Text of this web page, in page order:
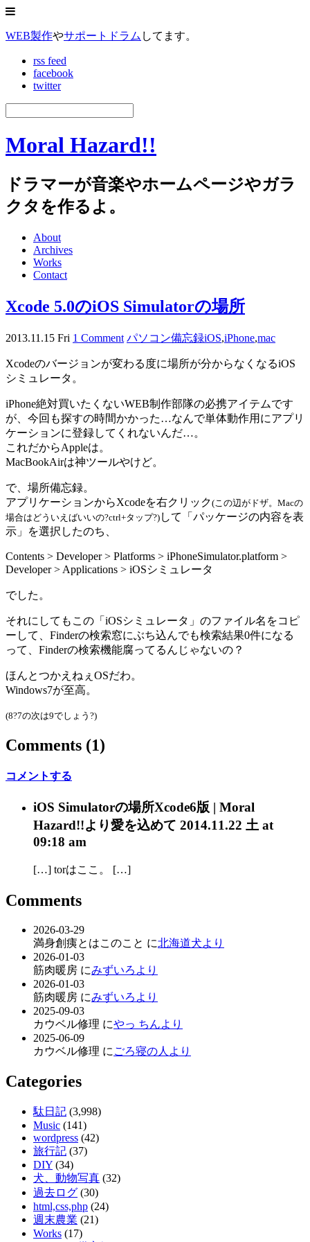
WEB製作やサポートドラム してます。
rss feed
facebook
twitter
Moral Hazard!!
ドラマーが音楽やホームページやガラ
クタを作るよ。
About
Archives
Works
Contact
Xcode 5.0のiOS Simulatorの場所
2013.11.15 Fri 1 Comment パソコン備忘録iOS,iPhone,mac
Xcodeのバージョンが変わる度に場所が分からなくなるiOS
シミュレータ。
iPhone絶対買いたくないWEB制作部隊の必携アイテムです
が、今回も探すの時間かかった…なんで単体動作用にアプリ
ケーションに登録してくれないんだ…。
これだからAppleは。
MacBookAirは神ツールやけど。
で、場所備忘録。
アプリケーションからXcodeを右クリック(この辺がドザ。Macの
場合はどういえばいいの?ctrl+タップ?) して「パッケージの内容を表
示」を選択したのち、
Contents > Developer > Platforms > iPhoneSimulator.platform >
Developer > Applications > iOSシミュレータ
でした。
それにしてもこの「iOSシミュレータ」のファイル名をコピ
ーして、Finderの検索窓にぶち込んでも検索結果0件になる
って、Finderの検索機能腐ってるんじゃないの？
ほんとつかえねぇOSだわ。
Windows7が至高。
(8?7の次は9でしょう?)
Comments (1)
コメントする
iOS Simulatorの場所Xcode6版 | Moral
Hazard!!より愛を込めて 2014.11.22 土 at
09:18 am
[…] torはここ。 […]
Comments
2026-03-29
満身創痍とはこのこと に北海道犬より
2026-01-03
筋肉暖房 にみずいろより
2026-01-03
筋肉暖房 にみずいろより
2025-09-03
カウベル修理 にやっ ちんより
2025-06-09
カウベル修理 に ごろ寝の人より
Categories
駄日記 (3,998)
Music (141)
wordpress (42)
旅行記 (37)
DIY (34)
犬、動物写真 (32)
過去ログ (30)
html,css,php (24)
週末農業 (21)
Works (17)